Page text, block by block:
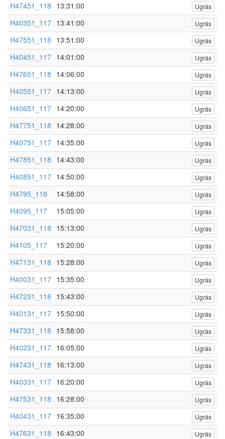
H47451_118 13:31:00 Ugrás
H40351_117 13:41:00 Ugrás
H47551_118 13:51:00 Ugrás
H40451_117 14:01:00 Ugrás
H47651_118 14:06:00 Ugrás
H40551_117 14:13:00 Ugrás
H40651_117 14:20:00 Ugrás
H47751_118 14:28:00 Ugrás
H40751_117 14:35:00 Ugrás
H47851_118 14:43:00 Ugrás
H40851_117 14:50:00 Ugrás
H4795_118 14:58:00 Ugrás
H4095_117 15:05:00 Ugrás
H47031_118 15:13:00 Ugrás
H4105_117 15:20:00 Ugrás
H47131_118 15:28:00 Ugrás
H40031_117 15:35:00 Ugrás
H47231_118 15:43:00 Ugrás
H40131_117 15:50:00 Ugrás
H47331_118 15:58:00 Ugrás
H40231_117 16:05:00 Ugrás
H47431_118 16:13:00 Ugrás
H40331_117 16:20:00 Ugrás
H47531_118 16:28:00 Ugrás
H40431_117 16:35:00 Ugrás
H47631_118 16:43:00 Ugrás